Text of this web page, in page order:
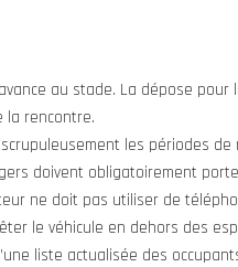
au stade. La dépose
la rencontre.
les périodes
doivent obligatoirement
ne doit pas utiliser de
le véhicule en dehors des
liste actualisée des